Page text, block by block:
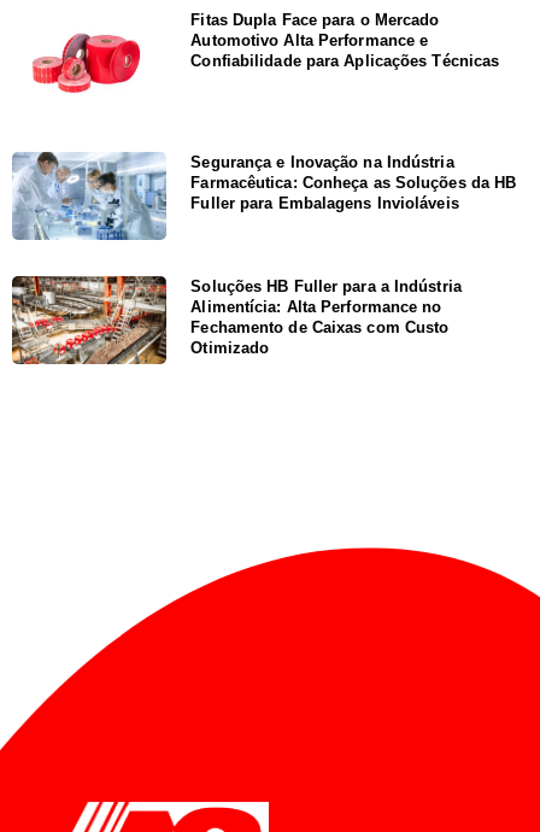
Fitas Dupla Face para o Mercado
Automotivo Alta Performance e
Confiabilidade para Aplicações Técnicas
Segurança e Inovação na Indústria
Farmacêutica: Conheça as Soluções da HB
Fuller para Embalagens Invioláveis
Soluções HB Fuller para a Indústria
Alimentícia: Alta Performance no
Fechamento de Caixas com Custo
Otimizado